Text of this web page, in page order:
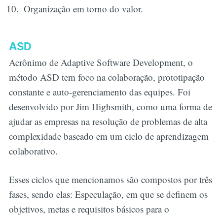
Organização em torno do valor.
ASD
Acrônimo de Adaptive Software Development, o
método ASD tem foco na colaboração, prototipação
constante e auto-gerenciamento das equipes. Foi
desenvolvido por Jim Highsmith, como uma forma de
ajudar as empresas na resolução de problemas de alta
complexidade baseado em um ciclo de aprendizagem
colaborativo.
Esses ciclos que mencionamos são compostos por três
fases, sendo elas: Especulação, em que se definem os
objetivos, metas e requisitos básicos para o